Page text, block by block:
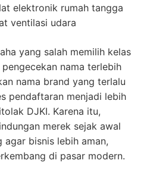
elektronik rumah tangga
ventilasi udara
yang salah memilih kelas
nama terlebih
nama brand yang terlalu
pendaftaran menjadi lebih
DJKI. Karena itu,
merek sejak awal
agar bisnis lebih aman,
di pasar modern.